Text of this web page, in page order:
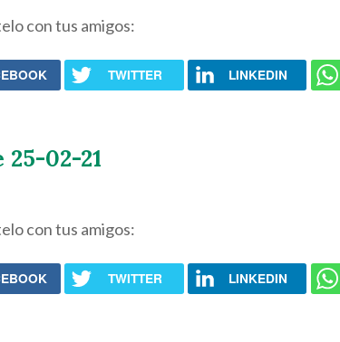
con tus amigos:
TWITTER LINKEDIN
02-21
con tus amigos:
TWITTER LINKEDIN